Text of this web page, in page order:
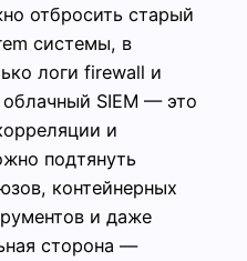
отбросить старый
системы, в
логи firewall и
SIEM — это
и
подтянуть
контейнерных
и даже
сторона —